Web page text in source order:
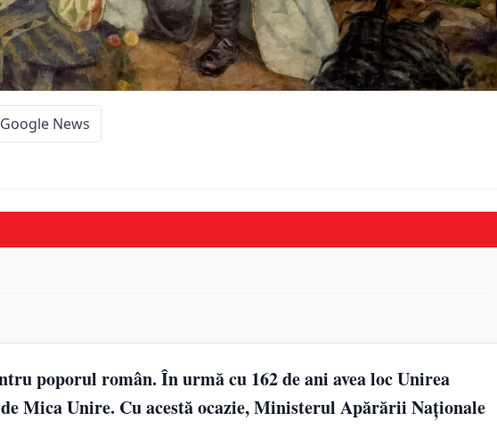
News
poporul român. În urmă cu 162 de ani avea loc Unirea
Mica Unire. Cu acestă ocazie, Ministerul Apărării Naționale